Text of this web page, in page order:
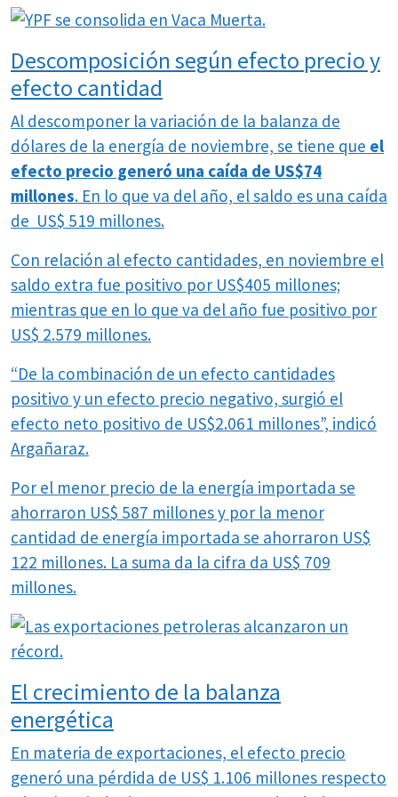
Descomposición según efecto precio y
efecto cantidad
Al descomponer la variación de la balanza de
dólares de la energía de noviembre, se tiene que el
efecto precio generó una caída de US$74
millones. En lo que va del año, el saldo es una caída
de US$ 519 millones.
Con relación al efecto cantidades, en noviembre el
saldo extra fue positivo por US$405 millones;
mientras que en lo que va del año fue positivo por
US$ 2.579 millones.
“De la combinación de un efecto cantidades
positivo y un efecto precio negativo, surgió el
efecto neto positivo de US$2.061 millones”, indicó
Argañaraz.
Por el menor precio de la energía importada se
ahorraron US$ 587 millones y por la menor
cantidad de energía importada se ahorraron US$
122 millones. La suma da la cifra da US$ 709
millones.
El crecimiento de la balanza
energética
En materia de exportaciones, el efecto precio
generó una pérdida de US$ 1.106 millones respecto